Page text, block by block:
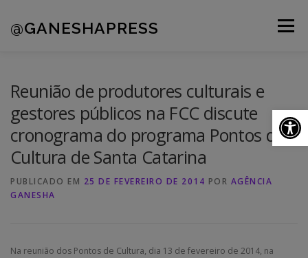
@GANESHAPRESS Menu
CONTATOS
Reunião de produtores culturais e
gestores públicos na FCC discute
cronograma do programa Pontos de
Cultura de Santa Catarina
PUBLICADO EM 25 DE FEVEREIRO DE 2014 POR AGÊNCIA
GANESHA
Na reunião dos Pontos de Cultura, dia 13 de fevereiro de 2014, na